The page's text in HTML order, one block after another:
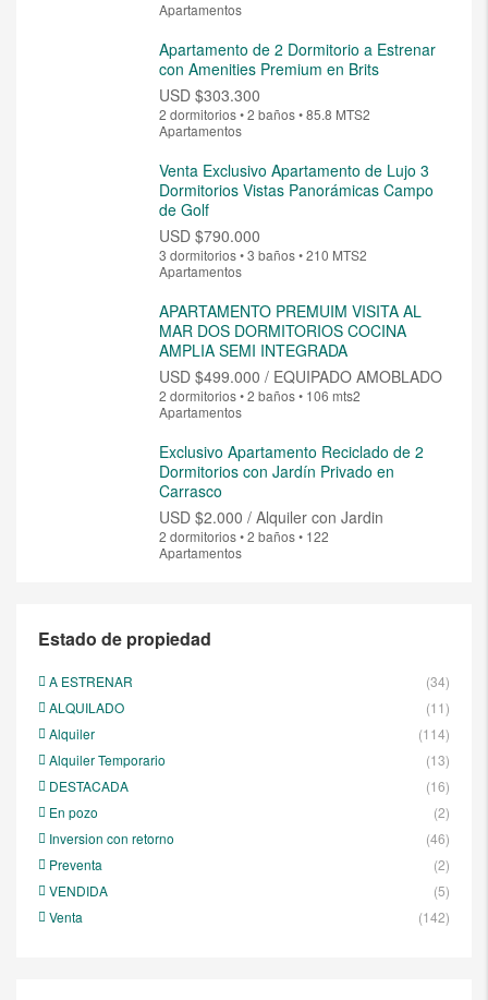
Apartamentos
Apartamento de 2 Dormitorio a Estrenar
con Amenities Premium en Brits
USD $303.300
2 dormitorios • 2 baños • 85.8 MTS2
Apartamentos
Venta Exclusivo Apartamento de Lujo 3
Dormitorios Vistas Panorámicas Campo
de Golf
USD $790.000
3 dormitorios • 3 baños • 210 MTS2
Apartamentos
APARTAMENTO PREMUIM VISITA AL
MAR DOS DORMITORIOS COCINA
AMPLIA SEMI INTEGRADA
USD $499.000 / EQUIPADO AMOBLADO
2 dormitorios • 2 baños • 106 mts2
Apartamentos
Exclusivo Apartamento Reciclado de 2
Dormitorios con Jardín Privado en
Carrasco
USD $2.000 / Alquiler con Jardin
2 dormitorios • 2 baños • 122
Apartamentos
Estado de propiedad
A ESTRENAR
(34)
ALQUILADO
(11)
Alquiler
(114)
Alquiler Temporario
(13)
DESTACADA
(16)
En pozo
(2)
Inversion con retorno
(46)
Preventa
(2)
VENDIDA
(5)
Venta
(142)